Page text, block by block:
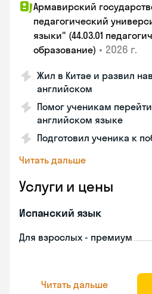
Армавирский
педагогический
языки" (44.03.01
образование) • 2026 г.
Жил в Китае и развил
английском
Помог ученикам
английском языке
Подготовил ученика к
Читать дальше
Услуги и цены
Испанский язык
Для взрослых - премиум
Читать дальше